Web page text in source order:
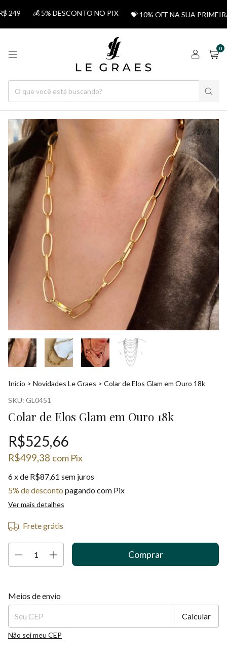
💰 5% DESCONTO NO PIX 💝 10% OFF NA SUA
0
1 /4
Início > Novidades Le Graes > Colar de Elos Glam em Ouro 18k
SKU: GL0451
Colar de Elos Glam em Ouro 18k
R$525,66
R$499,38 com Pix
6x de R$87,61 sem juros
5% de desconto pagando com Pix
Ver mais detalhes
Frete grátis
Entregas para o CEP:
Meios de envio
Calcular
Não sei meu CEP